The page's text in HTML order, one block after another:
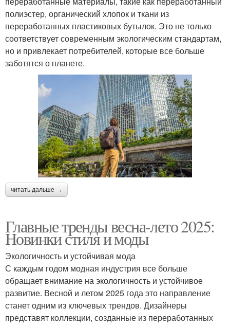
полиэстер, органический хлопок и ткани из
переработанных пластиковых бутылок. Это не только
соответствует современным экологическим стандартам,
но и привлекает потребителей, которые все больше
заботятся о планете.
читать дальше →
Главные тренды весна-лето 2025:
Новинки стиля и моды
Экологичность и устойчивая мода
С каждым годом модная индустрия все больше
обращает внимание на экологичность и устойчивое
развитие. Весной и летом 2025 года это направление
станет одним из ключевых трендов. Дизайнеры
представят коллекции, созданные из переработанных